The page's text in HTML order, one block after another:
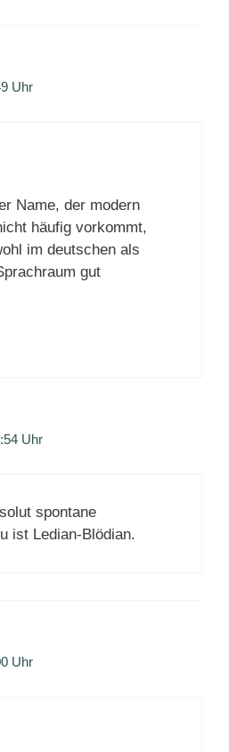
Uhr
Name, der modern
häufig vorkommt,
im deutschen als
gut
Uhr
spontane
ist Ledian-Blödian.
Uhr